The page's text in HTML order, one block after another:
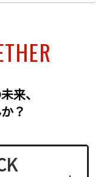
来、
？